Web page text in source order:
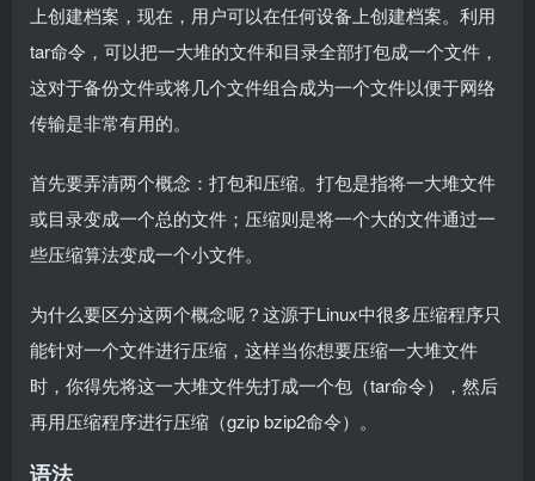
上创建档案，现在，用户可以在任何设备上创建档案。利用
tar命令，可以把一大堆的文件和目录全部打包成一个文件，
这对于备份文件或将几个文件组合成为一个文件以便于网络
传输是非常有用的。
首先要弄清两个概念：打包和压缩。打包是指将一大堆文件
或目录变成一个总的文件；压缩则是将一个大的文件通过一
些压缩算法变成一个小文件。
为什么要区分这两个概念呢？这源于Linux中很多压缩程序只
能针对一个文件进行压缩，这样当你想要压缩一大堆文件
时，你得先将这一大堆文件先打成一个包（tar命令），然后
再用压缩程序进行压缩（gzip bzip2命令）。
语法